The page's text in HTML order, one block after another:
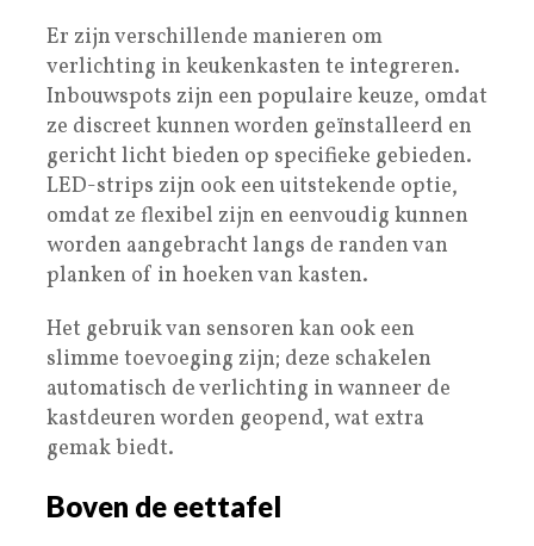
Er zijn verschillende manieren om
verlichting in keukenkasten te integreren.
Inbouwspots zijn een populaire keuze, omdat
ze discreet kunnen worden geïnstalleerd en
gericht licht bieden op specifieke gebieden.
LED-strips zijn ook een uitstekende optie,
omdat ze flexibel zijn en eenvoudig kunnen
worden aangebracht langs de randen van
planken of in hoeken van kasten.
Het gebruik van sensoren kan ook een
slimme toevoeging zijn; deze schakelen
automatisch de verlichting in wanneer de
kastdeuren worden geopend, wat extra
gemak biedt.
Boven de eettafel